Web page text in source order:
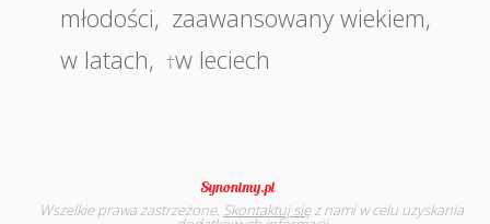
młodości, zaawansowany wiekiem,
w latach, †w leciech
Wszelkie prawa zastrzeżone. Skontaktuj sięz nami w celu uzyskania